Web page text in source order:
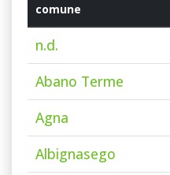
comune
n.d.
Abano Terme
Agna
Albignasego